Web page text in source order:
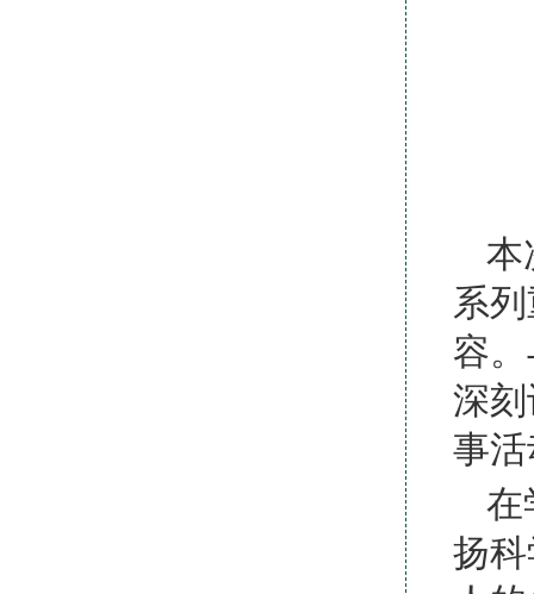
本
系
容
深
事
在
扬